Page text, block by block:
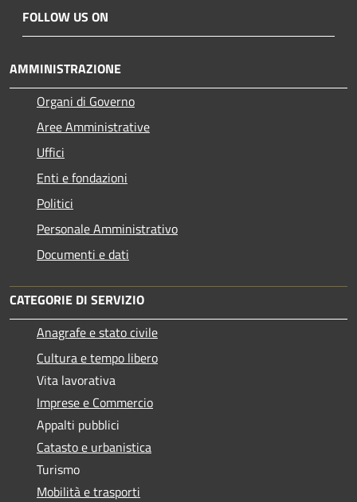
FOLLOW US ON
AMMINISTRAZIONE
Organi di Governo
Aree Amministrative
Uffici
Enti e fondazioni
Politici
Personale Amministrativo
Documenti e dati
CATEGORIE DI SERVIZIO
Anagrafe e stato civile
Cultura e tempo libero
Vita lavorativa
Imprese e Commercio
Appalti pubblici
Catasto e urbanistica
Turismo
Mobilità e trasporti